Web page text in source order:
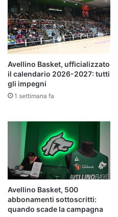
Avellino Basket, ufficializzato
il calendario 2026-2027: tutti
gli impegni
1 settimana fa
Avellino Basket, 500
abbonamenti sottoscritti:
quando scade la campagna